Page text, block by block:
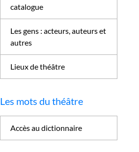
catalogue
Les gens : acteurs, auteurs et
autres
Lieux de théâtre
Les mots du théâtre
Accès au dictionnaire